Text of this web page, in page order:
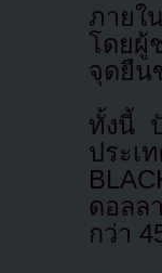
ภายใ
โดยผู้
จุดยืน
ทั้งนี้
ประ
ดอลล
กว่า